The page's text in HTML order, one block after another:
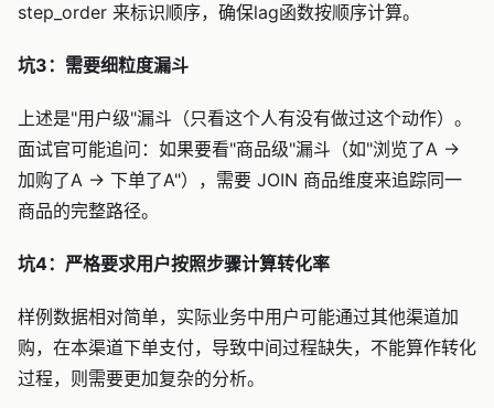
step_order 来标识顺序，确保lag函数按顺序计算。
坑3：需要细粒度漏斗
上述是"用户级"漏斗（只看这个人有没有做过这个动作）。
面试官可能追问：如果要看"商品级"漏斗（如"浏览了A →
加购了A → 下单了A"），需要 JOIN 商品维度来追踪同一
商品的完整路径。
坑4：严格要求用户按照步骤计算转化率
样例数据相对简单，实际业务中用户可能通过其他渠道加
购，在本渠道下单支付，导致中间过程缺失，不能算作转化
过程，则需要更加复杂的分析。